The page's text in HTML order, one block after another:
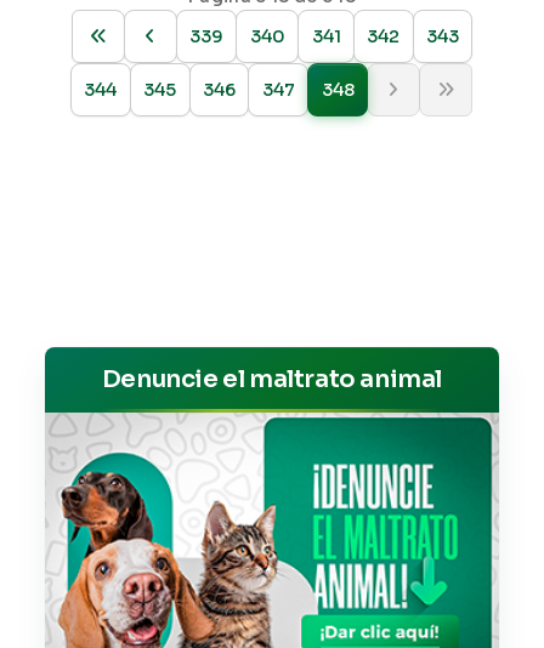
339
340 341 342 343
344 345 346 347 348
Denuncie el maltrato animal